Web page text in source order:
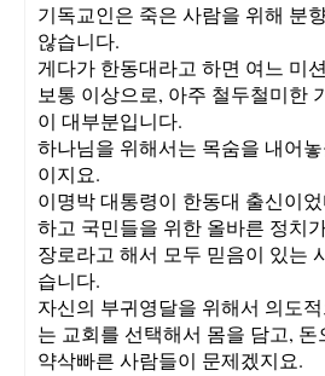
기독교인은 죽은 사람을 위해 분
않습니다.
게다가 한동대라고 하면 여느 미
보통 이상으로, 아주 철두철미한
이 대부분입니다.
하나님을 위해서는 목숨을 내어
이지요.
이명박 대통령이 한동대 출신이
하고 국민들을 위한 올바른 정치
장로라고 해서 모두 믿음이 있는
습니다.
자신의 부귀영달을 위해서 의도
는 교회를 선택해서 몸을 담고,
약삭빠른 사람들이 문제겠지요.